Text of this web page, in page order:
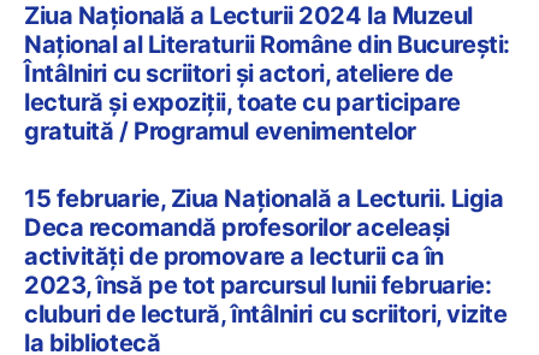
Ziua Națională a Lecturii 2024 la Muzeul
Naţional al Literaturii Române din Bucureşti:
Întâlniri cu scriitori și actori, ateliere de
lectură și expoziții, toate cu participare
gratuită / Programul evenimentelor
15 februarie, Ziua Națională a Lecturii. Ligia
Deca recomandă profesorilor aceleași
activități de promovare a lecturii ca în
2023, însă pe tot parcursul lunii februarie:
cluburi de lectură, întâlniri cu scriitori, vizite
la bibliotecă